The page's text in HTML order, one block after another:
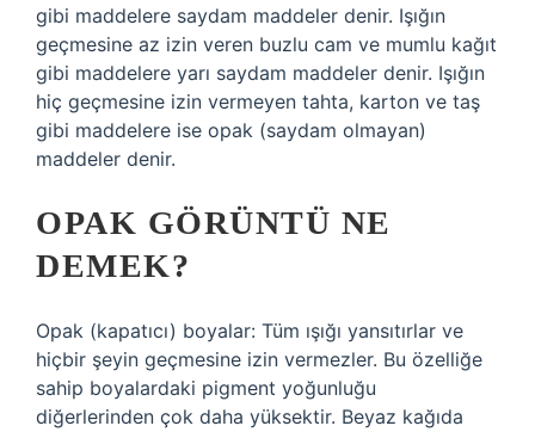
gibi maddelere saydam maddeler denir. Işığın
geçmesine az izin veren buzlu cam ve mumlu kağıt
gibi maddelere yarı saydam maddeler denir. Işığın
hiç geçmesine izin vermeyen tahta, karton ve taş
gibi maddelere ise opak (saydam olmayan)
maddeler denir.
OPAK GÖRÜNTÜ NE
DEMEK?
Opak (kapatıcı) boyalar: Tüm ışığı yansıtırlar ve
hiçbir şeyin geçmesine izin vermezler. Bu özelliğe
sahip boyalardaki pigment yoğunluğu
diğerlerinden çok daha yüksektir. Beyaz kağıda